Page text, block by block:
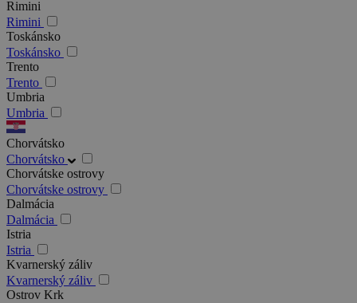
Rimini
Rimini
Toskánsko
Toskánsko
Trento
Trento
Umbria
Umbria
Chorvátsko
Chorvátsko
Chorvátske ostrovy
Chorvátske ostrovy
Dalmácia
Dalmácia
Istria
Istria
Kvarnerský záliv
Kvarnerský záliv
Ostrov Krk